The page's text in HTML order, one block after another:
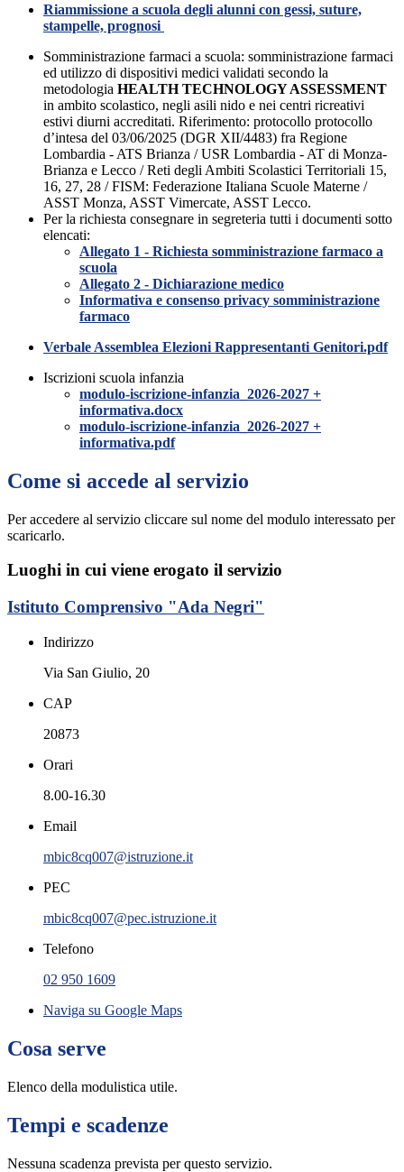
Riammissione a scuola degli alunni con gessi, suture,
stampelle, prognosi
Somministrazione farmaci a scuola: somministrazione farmaci
ed utilizzo di dispositivi medici validati secondo la
metodologia HEALTH TECHNOLOGY ASSESSMENT
in ambito scolastico, negli asili nido e nei centri ricreativi
estivi diurni accreditati. Riferimento: protocollo protocollo
d’intesa del 03/06/2025 (DGR XII/4483) fra Regione
Lombardia - ATS Brianza / USR Lombardia - AT di Monza-
Brianza e Lecco / Reti degli Ambiti Scolastici Territoriali 15,
16, 27, 28 / FISM: Federazione Italiana Scuole Materne /
ASST Monza, ASST Vimercate, ASST Lecco.
Per la richiesta consegnare in segreteria tutti i documenti sotto
elencati:
Allegato 1 - Richiesta somministrazione farmaco a
scuola
Allegato 2 - Dichiarazione medico
Informativa e consenso privacy somministrazione
farmaco
Verbale Assemblea Elezioni Rappresentanti Genitori.pdf
Iscrizioni scuola infanzia
modulo-iscrizione-infanzia_2026-2027 +
informativa.docx
modulo-iscrizione-infanzia_2026-2027 +
informativa.pdf
Come si accede al servizio
Per accedere al servizio cliccare sul nome del modulo interessato per
scaricarlo.
Luoghi in cui viene erogato il servizio
Istituto Comprensivo "Ada Negri"
Indirizzo
Via San Giulio, 20
CAP
20873
Orari
8.00-16.30
Email
mbic8cq007@istruzione.it
PEC
mbic8cq007@pec.istruzione.it
Telefono
02 950 1609
Naviga su Google Maps
Cosa serve
Elenco della modulistica utile.
Tempi e scadenze
Nessuna scadenza prevista per questo servizio.